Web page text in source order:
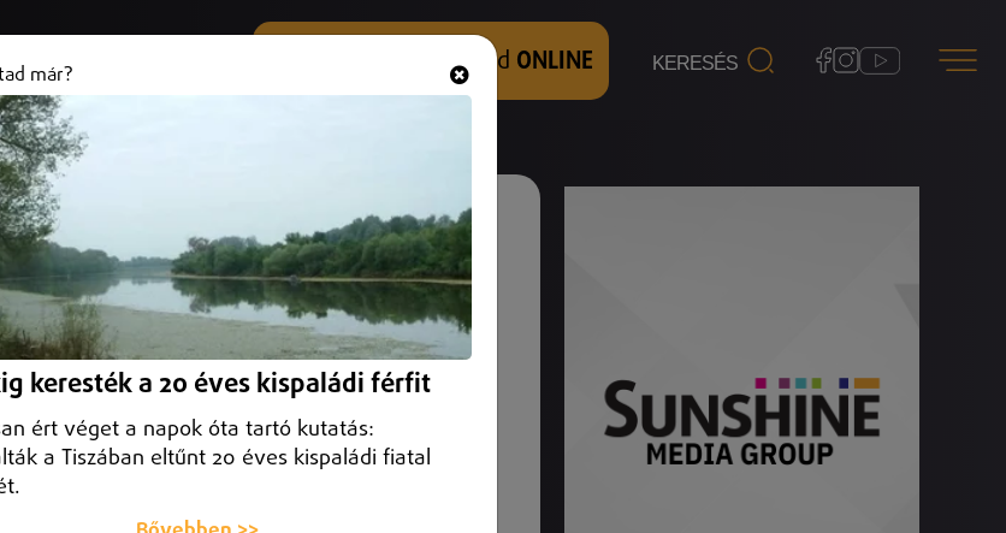
+36 (20) 316 3000 Hallgasd és nézd ONLINE
– jelentette be Orbán Viktor miniszterelnök
már?
keresték a 20 éves kispaládi férfit
ért véget a napok óta tartó kutatás:
a Tiszában eltűnt 20 éves kispaládi fiatal